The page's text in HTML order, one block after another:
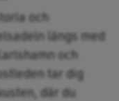
och
längs med
och
tar dig
där du